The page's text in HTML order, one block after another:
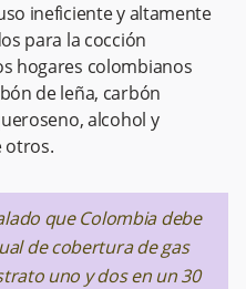
ineficiente y altamente
para la cocción
hogares colombianos
de leña, carbón
alcohol y
otros.
que Colombia debe
de cobertura de gas
uno y dos en un 30